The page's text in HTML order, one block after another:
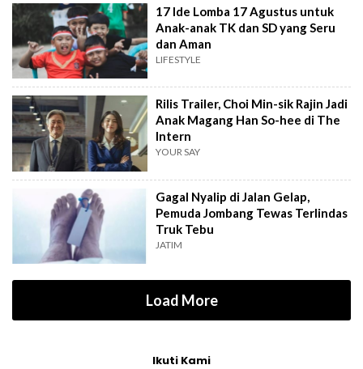
17 Ide Lomba 17 Agustus untuk
Anak-anak TK dan SD yang Seru
dan Aman
LIFESTYLE
Rilis Trailer, Choi Min-sik Rajin Jadi
Anak Magang Han So-hee di The
Intern
YOUR SAY
Gagal Nyalip di Jalan Gelap,
Pemuda Jombang Tewas Terlindas
Truk Tebu
JATIM
Load More
Ikuti Kami